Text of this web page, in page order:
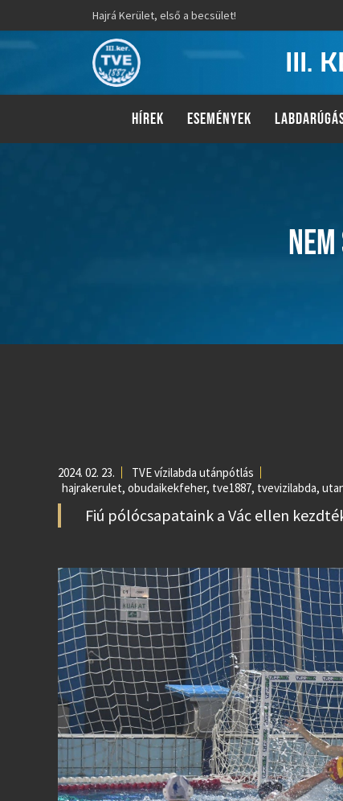
Hajrá Kerület, első a becsület!
III.
HÍREK ESEMÉNYEK
2024. 02. 23.
TVE vízilabda utánpótlás
hajrakerulet, obudaikekfeher, tve1887, tvevizilabda,
Fiú pólócsapataink a Vác ellen